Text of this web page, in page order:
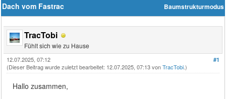
Baumstrukturmodus
Dach vom Fastrac
TracTobi
Fühlt sich wie zu Hause
#1
12.07.2025, 07:12
(Dieser Beitrag wurde zuletzt bearbeitet: 12.07.2025, 07:13 vonTracTobi.)
Hallo zusammen,